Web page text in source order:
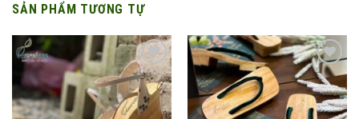
SẢN PHẨM TƯƠNG TỰ
Add to
wishlist
Add to
wishlist